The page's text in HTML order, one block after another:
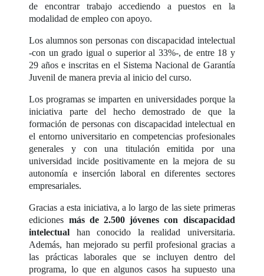
de encontrar trabajo accediendo a puestos en la
modalidad de empleo con apoyo.
Los alumnos son personas con discapacidad intelectual
-con un grado igual o superior al 33%-, de entre 18 y
29 años e inscritas en el Sistema Nacional de Garantía
Juvenil de manera previa al inicio del curso.
Los programas se imparten en universidades porque la
iniciativa parte del hecho demostrado de que la
formación de personas con discapacidad intelectual en
el entorno universitario en competencias profesionales
generales y con una titulación emitida por una
universidad incide positivamente en la mejora de su
autonomía e inserción laboral en diferentes sectores
empresariales.
Gracias a esta iniciativa, a lo largo de las siete primeras
ediciones más de 2.500 jóvenes con discapacidad
intelectual han conocido la realidad universitaria.
Además, han mejorado su perfil profesional gracias a
las prácticas laborales que se incluyen dentro del
programa, lo que en algunos casos ha supuesto una